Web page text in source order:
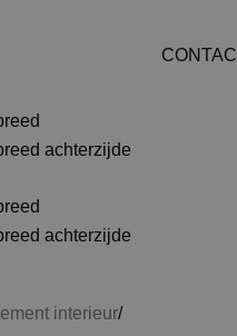
interieur